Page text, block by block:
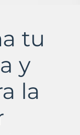
tu
y
la